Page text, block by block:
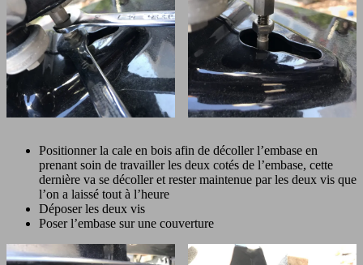
Positionner la cale en bois afin de décoller l’embase en
prenant soin de travailler les deux cotés de l’embase, cette
dernière va se décoller et rester maintenue par les deux vis que
l’on a laissé tout à l’heure
Déposer les deux vis
Poser l’embase sur une couverture